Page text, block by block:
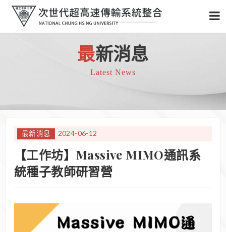
最新消息
Latest News
最新消息 2024-06-12
【工作坊】Massive MIMO通訊系
統種子教師研習營